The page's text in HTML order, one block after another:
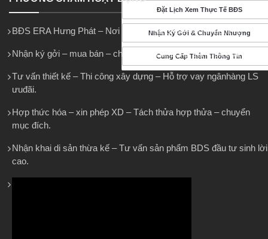
Đặt Lịch Xem Thực Tế BĐS
Nhận Ký Gởi & Chuyển Nhượng
Cung Cấp Thêm Thông Tin
BĐS ERA Hưng Phát – Nơi Khách Hàng Gởi Trọn Niềm tin
Nhận ký gởi – mua bán – cho thuê – bất động sản trên toàn quốc.
Tư vấn thiết kế – Thi công xây dựng – Hỗ trợ vay ngânhàng LS
ưuđãi.
Hợp thức hóa – xin phép XD – Tách thửa hợp thửa – chuyển
mục đích.
Nhận khai di sản thừa kế – Tư vấn sản phẩm BDS đầu tư sinh lời
cao.